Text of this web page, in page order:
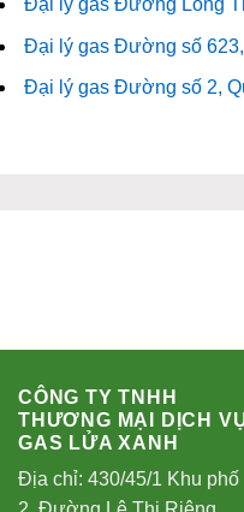
Đại lý gas Đường Long
Đại lý gas Đường số
Đại lý gas Đường số 2,
CÔNG TY TNHH
THƯƠNG MẠI DỊCH
GAS LỬA XANH
Địa chỉ: 430/45/1 Khu phố